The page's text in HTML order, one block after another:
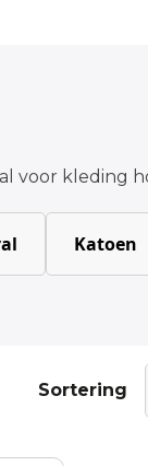
voor kleding
Katoen
Sortering